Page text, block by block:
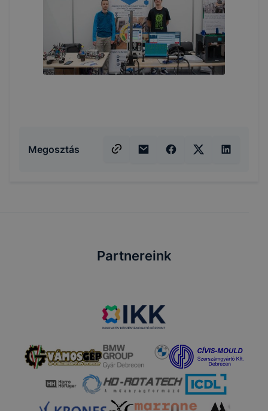
Megosztás
Partnereink